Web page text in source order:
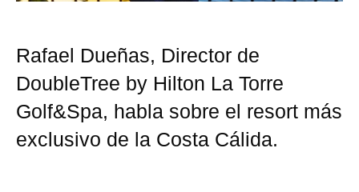
Rafael Dueñas, Director de
DoubleTree by Hilton La Torre
Golf&Spa, habla sobre el resort más
exclusivo de la Costa Cálida.